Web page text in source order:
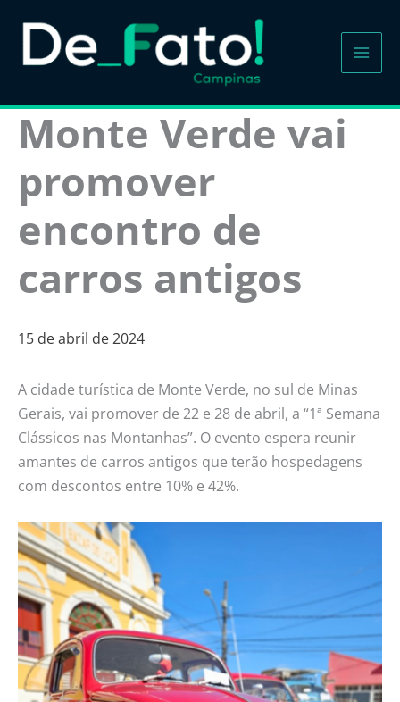
para
Monte Verde vai
promover
encontro de
carros antigos
15 de abril de 2024
A cidade turística de Monte Verde, no sul de Minas
Gerais, vai promover de 22 e 28 de abril, a “1ª Semana
Clássicos nas Montanhas”. O evento espera reunir
amantes de carros antigos que terão hospedagens
com descontos entre 10% e 42%.